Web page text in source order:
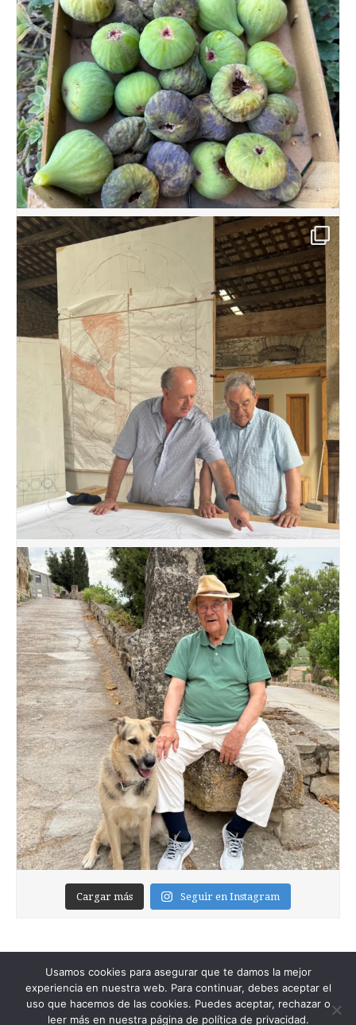
Cargar más Seguir en Instagram
Usamos cookies para asegurar que te damos la mejor
experiencia en nuestra web. Para continuar, debes aceptar el
uso que hacemos de las cookies. Puedes aceptar, rechazar o
leer más en nuestra página de política de privacidad.